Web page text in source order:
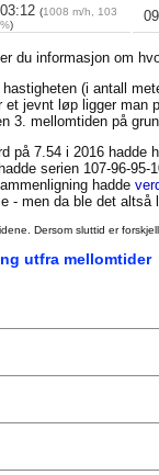
03:12 (1008 m/h, 103
%)
du informasjon om
(i antall
jevnt løp ligger man
3. mellomtiden på
på 7.54 i 2016 hadde
serien 107-96-95-
hadde
- men da ble det altså
Dersom sluttid er
utfra mellomtider